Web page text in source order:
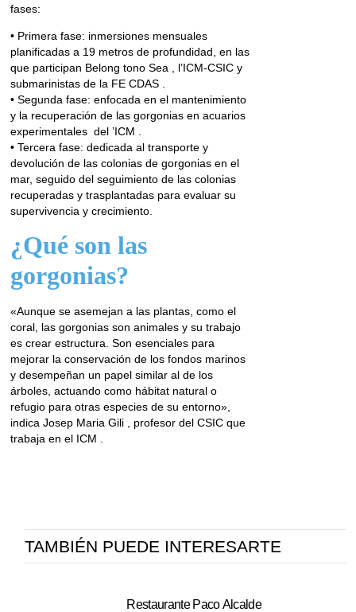
fases:
• Primera fase: inmersiones mensuales
planificadas a 19 metros de profundidad, en las
que participan Belong tono Sea , l’ICM-CSIC y
submarinistas de la FE CDAS .
• Segunda fase: enfocada en el mantenimiento
y la recuperación de las gorgonias en acuarios
experimentales del ’ICM .
• Tercera fase: dedicada al transporte y
devolución de las colonias de gorgonias en el
mar, seguido del seguimiento de las colonias
recuperadas y trasplantadas para evaluar su
supervivencia y crecimiento.
¿Qué son las
gorgonias?
«Aunque se asemejan a las plantas, como el
coral, las gorgonias son animales y su trabajo
es crear estructura. Son esenciales para
mejorar la conservación de los fondos marinos
y desempeñan un papel similar al de los
árboles, actuando como hábitat natural o
refugio para otras especies de su entorno»,
indica Josep Maria Gili , profesor del CSIC que
trabaja en el ICM .
TAMBIÉN PUEDE INTERESARTE
Restaurante Paco Alcalde